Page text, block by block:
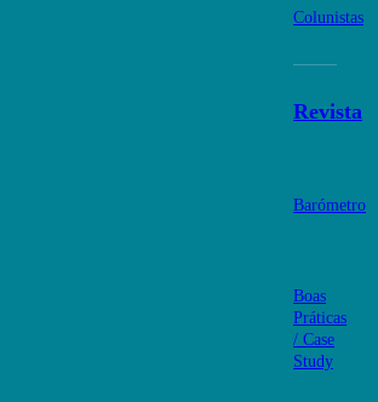
Colunistas
Revista
Barómetro
Boas
Práticas
/ Case
Study